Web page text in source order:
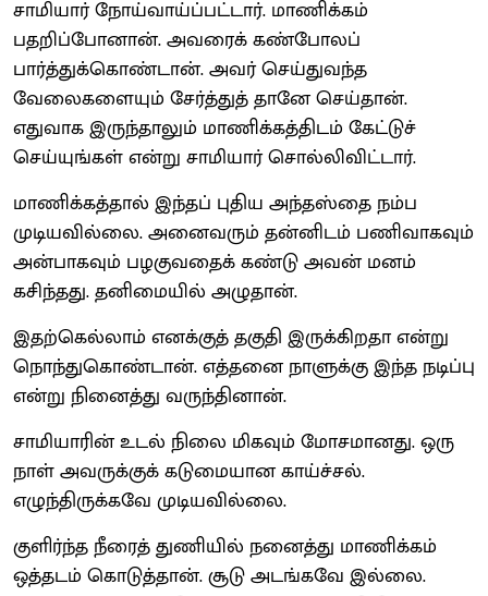
சாமியார் நோய்வாய்ப்பட்டார். மாணிக்கம்
பதறிப்போனான். அவரைக் கண்போலப்
பார்த்துக்கொண்டான். அவர் செய்துவந்த
வேலைகளையும் சேர்த்துத் தானே செய்தான்.
எதுவாக இருந்தாலும் மாணிக்கத்திடம் கேட்டுச்
செய்யுங்கள் என்று சாமியார் சொல்லிவிட்டார்.
மாணிக்கத்தால் இந்தப் புதிய அந்தஸ்தை நம்ப
முடியவில்லை. அனைவரும் தன்னிடம் பணிவாகவும்
அன்பாகவும் பழகுவதைக் கண்டு அவன் மனம்
கசிந்தது. தனிமையில் அழுதான்.
இதற்கெல்லாம் எனக்குத் தகுதி இருக்கிறதா என்று
நொந்துகொண்டான். எத்தனை நாளுக்கு இந்த நடிப்பு
என்று நினைத்து வருந்தினான்.
சாமியாரின் உடல் நிலை மிகவும் மோசமானது. ஒரு
நாள் அவருக்குக் கடுமையான காய்ச்சல்.
எழுந்திருக்கவே முடியவில்லை.
குளிர்ந்த நீரைத் துணியில் நனைத்து மாணிக்கம்
ஒத்தடம் கொடுத்தான். சூடு அடங்கவே இல்லை.